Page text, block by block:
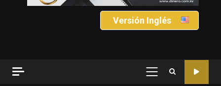
Versión Inglés
PRIMARY